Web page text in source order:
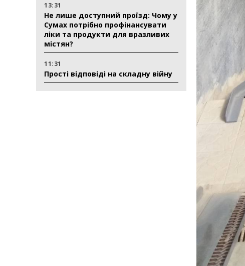
13:31
Не лише доступний проїзд: Чому у
Сумах потрібно профінансувати
ліки та продукти для вразливих
містян?
11:31
Прості відповіді на складну війну